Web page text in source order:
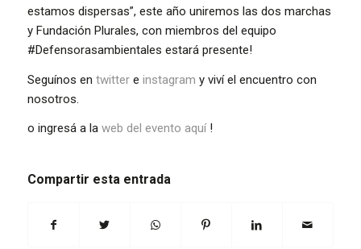
estamos dispersas”, este año uniremos las dos marchas
y Fundación Plurales, con miembros del equipo
#Defensorasambientales estará presente!
Seguínos en twittere instagram y viví el encuentro con
nosotros.
o ingresá a la web del evento aquí !
Compartir esta entrada